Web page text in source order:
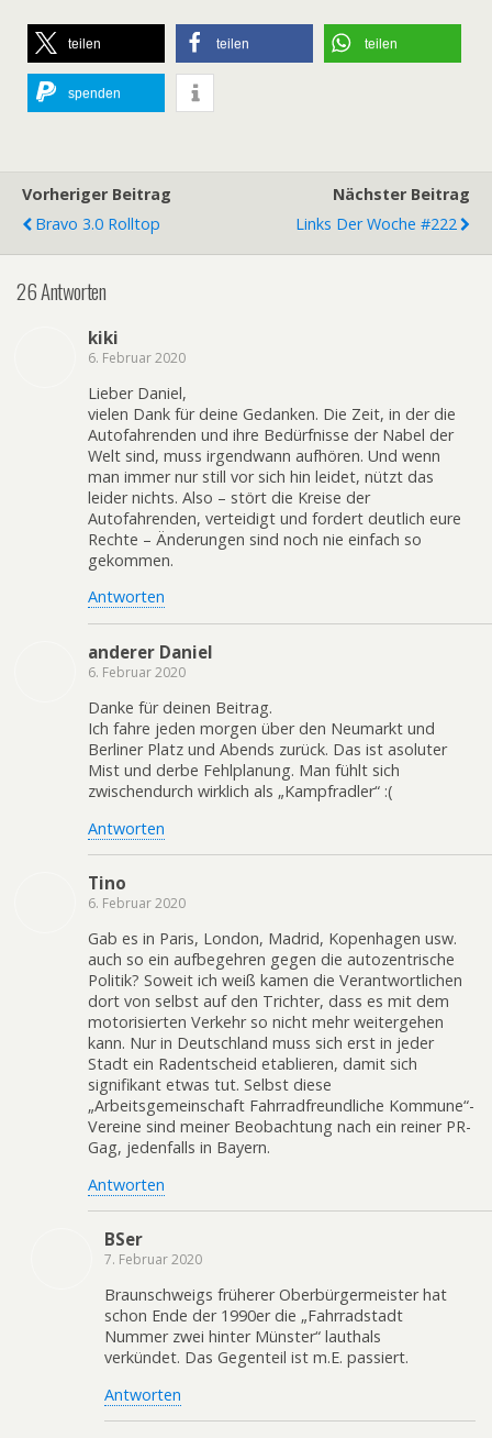
teilen teilen teilen
spenden
Vorheriger Beitrag
Bravo 3.0 Rolltop
Nächster Beitrag
Links Der Woche #222
26 Antworten
kiki
6. Februar 2020
Lieber Daniel,
vielen Dank für deine Gedanken. Die Zeit, in der die
Autofahrenden und ihre Bedürfnisse der Nabel der
Welt sind, muss irgendwann aufhören. Und wenn
man immer nur still vor sich hin leidet, nützt das
leider nichts. Also – stört die Kreise der
Autofahrenden, verteidigt und fordert deutlich eure
Rechte – Änderungen sind noch nie einfach so
gekommen.
Antworten
anderer Daniel
6. Februar 2020
Danke für deinen Beitrag.
Ich fahre jeden morgen über den Neumarkt und
Berliner Platz und Abends zurück. Das ist asoluter
Mist und derbe Fehlplanung. Man fühlt sich
zwischendurch wirklich als „Kampfradler“ :(
Antworten
Tino
6. Februar 2020
Gab es in Paris, London, Madrid, Kopenhagen usw.
auch so ein aufbegehren gegen die autozentrische
Politik? Soweit ich weiß kamen die Verantwortlichen
dort von selbst auf den Trichter, dass es mit dem
motorisierten Verkehr so nicht mehr weitergehen
kann. Nur in Deutschland muss sich erst in jeder
Stadt ein Radentscheid etablieren, damit sich
signifikant etwas tut. Selbst diese
„Arbeitsgemeinschaft Fahrradfreundliche Kommune“-
Vereine sind meiner Beobachtung nach ein reiner PR-
Gag, jedenfalls in Bayern.
Antworten
BSer
7. Februar 2020
Braunschweigs früherer Oberbürgermeister hat
schon Ende der 1990er die „Fahrradstadt
Nummer zwei hinter Münster“ lauthals
verkündet. Das Gegenteil ist m.E. passiert.
Antworten